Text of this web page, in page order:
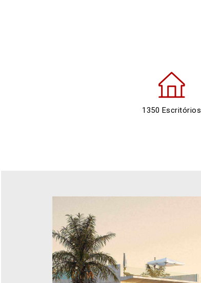
1350 Escritórios